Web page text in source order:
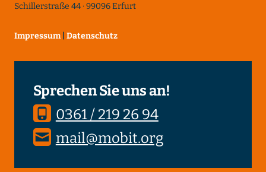
Schillerstraße 44 · 99096 Erfurt
Impressum Datenschutz
Sprechen Sie uns an!
0361 / 219 26 94
mail@mobit.org